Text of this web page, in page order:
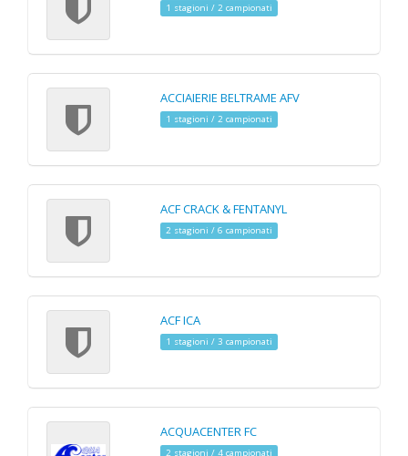
1 stagioni / 2 campionati
ACCIAIERIE BELTRAME AFV
1 stagioni / 2 campionati
ACF CRACK & FENTANYL
2 stagioni / 6 campionati
ACF ICA
1 stagioni / 3 campionati
ACQUACENTER FC
2 stagioni / 4 campionati